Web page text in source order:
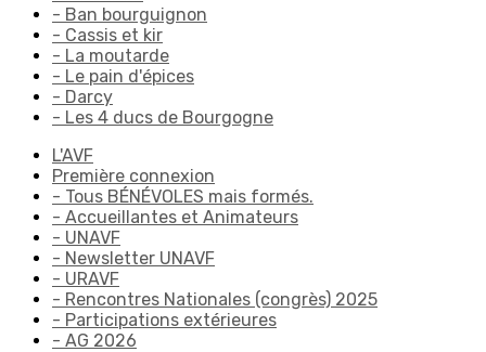
- Ban bourguignon
- Cassis et kir
- La moutarde
- Le pain d'épices
- Darcy
- Les 4 ducs de Bourgogne
L'AVF
Première connexion
- Tous BÉNÉVOLES mais formés.
- Accueillantes et Animateurs
- UNAVF
- Newsletter UNAVF
- URAVF
- Rencontres Nationales (congrès) 2025
- Participations extérieures
- AG 2026